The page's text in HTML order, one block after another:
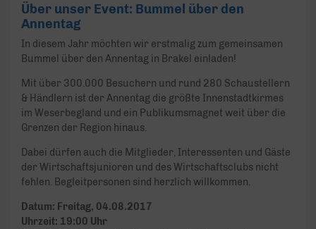
Über unser Event: Bummel über den
Annentag
In diesem Jahr möchten wir erstmalig zum gemeinsamen
Bummel über den Annentag in Brakel einladen!
Mit über 300.000 Besuchern und rund 280 Schaustellern
& Händlern ist der Annentag die größte Innenstadtkirmes
im Weserbegland und ein Publikumsmagnet weit über die
Grenzen der Region hinaus.
Dabei dürfen auch die Mitglieder, Interessenten und Gäste
der Wirtschaftsjunioren und des Wirtschaftsclubs nicht
fehlen. Begleitpersonen sind herzlich willkommen.
Datum: Freitag, 04.08.2017
Uhrzeit: 19:00 Uhr